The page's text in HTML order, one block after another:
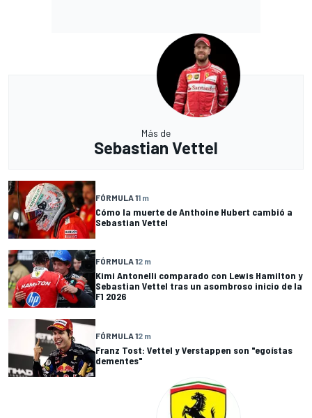
Más de
Sebastian Vettel
FÓRMULA 11 m
Cómo la muerte de Anthoine Hubert cambió a
Sebastian Vettel
FÓRMULA 12 m
Kimi Antonelli comparado con Lewis Hamilton y
Sebastian Vettel tras un asombroso inicio de la
F1 2026
FÓRMULA 12 m
Franz Tost: Vettel y Verstappen son "egoístas
dementes"